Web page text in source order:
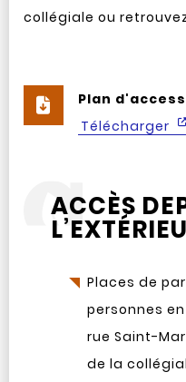
collégiale ou
Plan
Télécharger
ACCÈS
Places de
personnes
rue Saint-
de la